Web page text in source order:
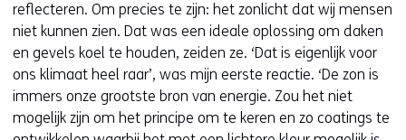
reflecteren. Om precies te zijn: het zonlicht dat wij mensen
niet kunnen zien. Dat was een ideale oplossing om daken
en gevels koel te houden, zeiden ze. ‘Dat is eigenlijk voor
ons klimaat heel raar’, was mijn eerste reactie. ‘De zon is
immers onze grootste bron van energie. Zou het niet
mogelijk zijn om het principe om te keren en zo coatings te